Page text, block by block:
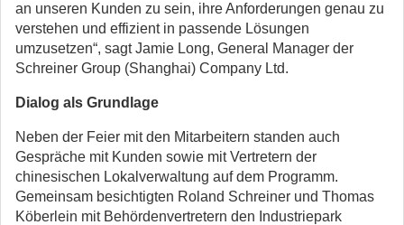
an unseren Kunden zu sein, ihre Anforderungen genau zu
verstehen und effizient in passende Lösungen
umzusetzen“, sagt Jamie Long, General Manager der
Schreiner Group (Shanghai) Company Ltd.
Dialog als Grundlage
Neben der Feier mit den Mitarbeitern standen auch
Gespräche mit Kunden sowie mit Vertretern der
chinesischen Lokalverwaltung auf dem Programm.
Gemeinsam besichtigten Roland Schreiner und Thomas
Köberlein mit Behördenvertretern den Industriepark